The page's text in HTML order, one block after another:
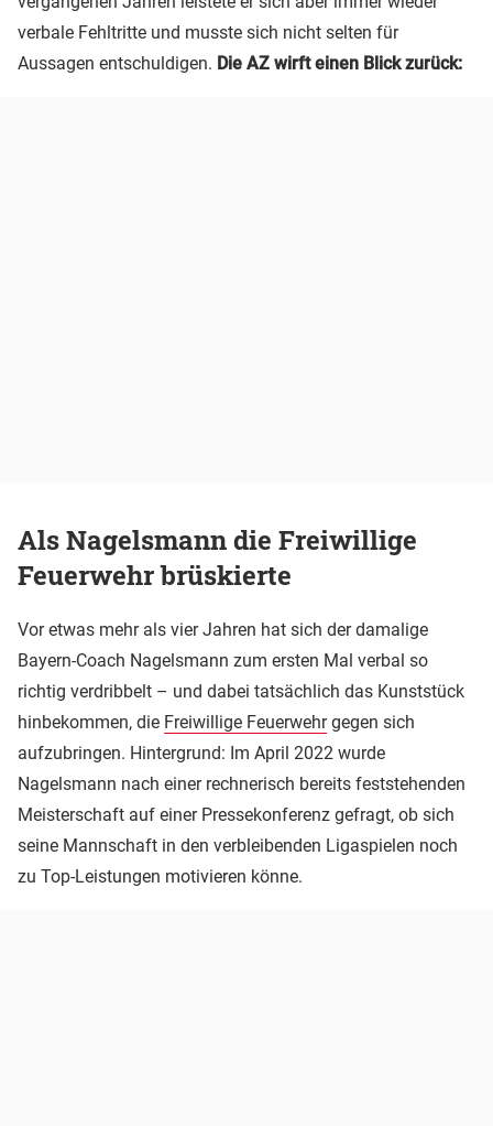
verbale Fehltritte und musste sich nicht selten für
Aussagen entschuldigen. Die AZ wirft einen Blick zurück:
Als Nagelsmann die Freiwillige
Feuerwehr brüskierte
Vor etwas mehr als vier Jahren hat sich der damalige
Bayern-Coach Nagelsmann zum ersten Mal verbal so
richtig verdribbelt – und dabei tatsächlich das Kunststück
hinbekommen, die Freiwillige Feuerwehrgegen sich
aufzubringen. Hintergrund: Im April 2022 wurde
Nagelsmann nach einer rechnerisch bereits feststehenden
Meisterschaft auf einer Pressekonferenz gefragt, ob sich
seine Mannschaft in den verbleibenden Ligaspielen noch
zu Top-Leistungen motivieren könne.